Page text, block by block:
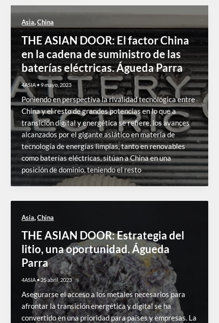
Asia,China
THE ASIAN DOOR: El factor China
en la cadena de suministro de las
baterías eléctricas. Águeda Parra
4ASIA •9 mayo, 2023
Poniendo en perspectiva la rivalidad tecnológica entre
China y el resto de grandes potencias en lo que a
transición digital y energética se refiere, los avances
alcanzados por el gigante asiático en materia de
tecnología de energías limpias, tanto en renovables
como baterías eléctricas, sitúan a China en una
posición de dominio, teniendo el resto
Asia,China
THE ASIAN DOOR: Estrategia del
litio, una oportunidad. Águeda
Parra
4ASIA• 25 abril, 2023
Asegurarse el acceso a los metales necesarios para
afrontar la transición energética y digital se ha
convertido en una prioridad para países y empresas. La